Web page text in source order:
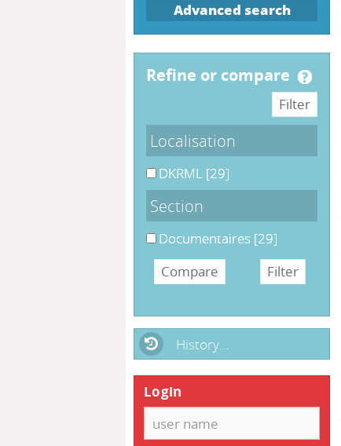
Advanced search
refine or compare
Localisation
DKRML [29]
Section
Documentaires [29]
History...
Login